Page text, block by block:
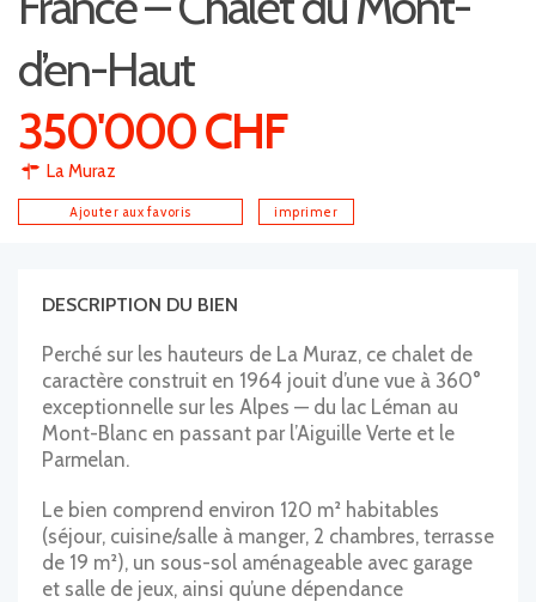
d’en-Haut
350'000 CHF
La Muraz
Ajouter aux favoris imprimer
DESCRIPTION DU BIEN
Perché sur les hauteurs de La Muraz, ce chalet de
caractère construit en 1964 jouit d’une vue à 360°
exceptionnelle sur les Alpes — du lac Léman au
Mont-Blanc en passant par l’Aiguille Verte et le
Parmelan.
Le bien comprend environ 120 m² habitables
(séjour, cuisine/salle à manger, 2 chambres, terrasse
de 19 m²), un sous-sol aménageable avec garage
et salle de jeux, ainsi qu’une dépendance